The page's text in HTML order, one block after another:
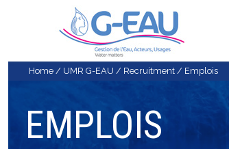
Home / UMR G-EAU / Recruitment / Emplois
EMPLOIS